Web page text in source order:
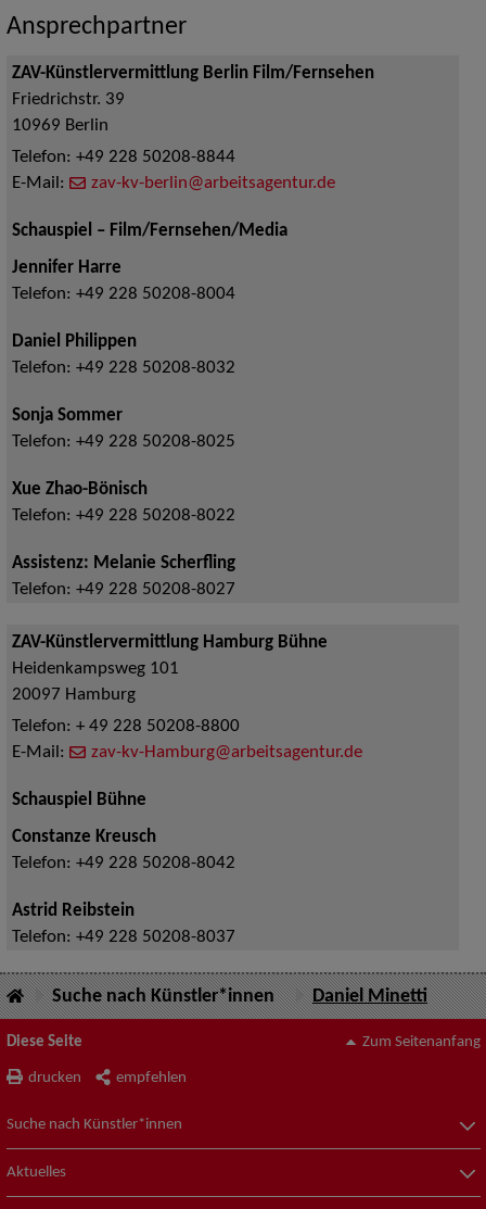
Ansprechpartner
ZAV-Künstlervermittlung Berlin Film/Fernsehen
Friedrichstr. 39
10969 Berlin
Telefon: +49 228 50208-8844
E-Mail:
zav-kv-berlin@arbeitsagentur.de
Schauspiel – Film/Fernsehen/Media
Jennifer Harre
Telefon: +49 228 50208-8004
Daniel Philippen
Telefon: +49 228 50208-8032
Sonja Sommer
Telefon: +49 228 50208-8025
Xue Zhao-Bönisch
Telefon: +49 228 50208-8022
Assistenz: Melanie Scherfling
Telefon: +49 228 50208-8027
ZAV-Künstlervermittlung Hamburg Bühne
Heidenkampsweg 101
20097 Hamburg
Telefon: + 49 228 50208-8800
E-Mail:
zav-kv-Hamburg@arbeitsagentur.de
Schauspiel Bühne
Constanze Kreusch
Telefon: +49 228 50208-8042
Astrid Reibstein
Telefon: +49 228 50208-8037
Suche nach Künstler*innen Daniel Minetti
Diese Seite
drucken empfehlen
Zum Seitenanfang
Suche nach Künstler*innen
Aktuelles